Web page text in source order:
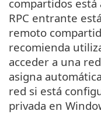
compartidos está
RPC entrante
remoto
recomienda
acceder a una
asigna
red si está
privada en